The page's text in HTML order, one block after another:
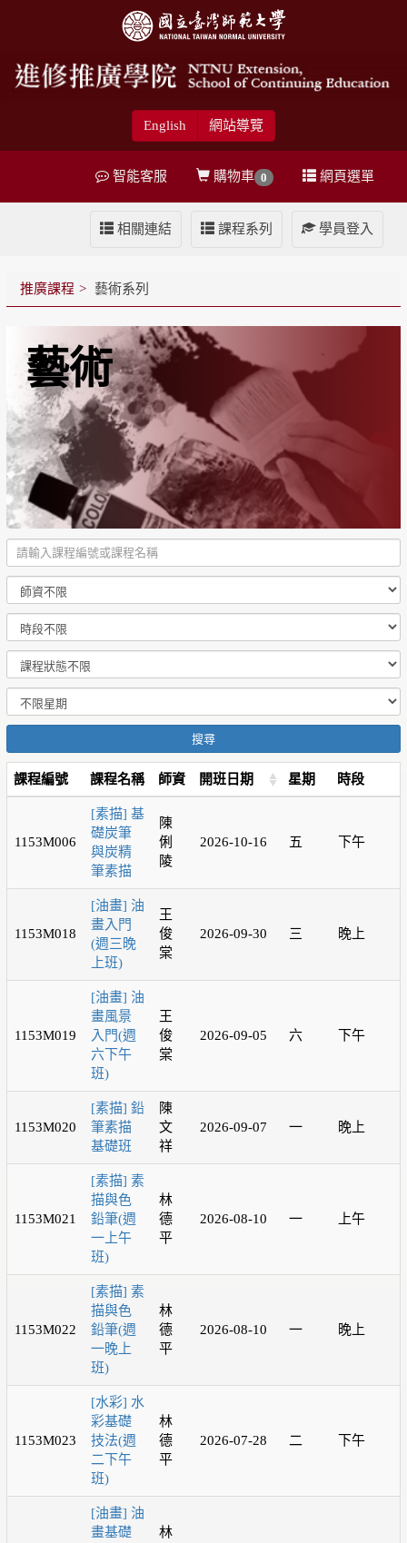
English 網站導覽
網頁選單
購物車 0
智能客服
學員登入
課程系列
相關連結
推廣課程 藝術系列
藝術
搜尋
課程編號 課程名稱 師資 開班日期 星期 時段
1153M006
[素描] 基
礎炭筆
與炭精
筆素描
陳
俐
陵
2026-10-16 五 下午
1153M018
[油畫] 油
畫入門
(週三晚
上班)
王
俊
棠
2026-09-30 三 晚上
1153M019
[油畫] 油
畫風景
入門(週
六下午
班)
王
俊
棠
2026-09-05 六 下午
1153M020
[素描] 鉛
筆素描
基礎班
陳
文
祥
2026-09-07 一 晚上
1153M021
[素描] 素
描與色
鉛筆(週
一上午
班)
林
德
平
2026-08-10 一 上午
1153M022
[素描] 素
描與色
鉛筆(週
一晚上
班)
林
德
平
2026-08-10 一 晚上
1153M023
[水彩] 水
彩基礎
技法(週
二下午
班)
林
德
平
2026-07-28 二 下午
[油畫] 油
畫基礎
林